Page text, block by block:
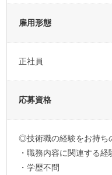
雇用形態
正社員
応募資格
◎技術職の経験をお持ち
・職務内容に関連する
・学歴不問